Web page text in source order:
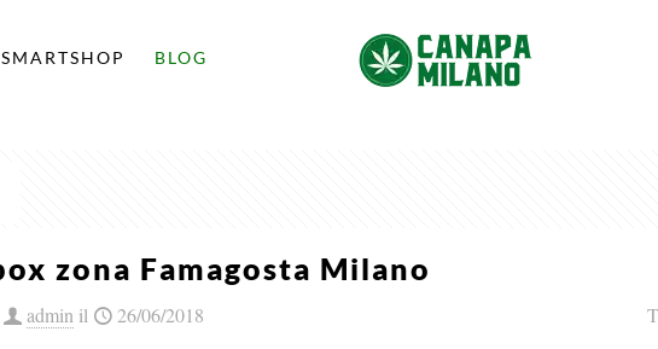
SMARTSHOP BLOG
zona Famagosta Milano
admin il 26/06/2018